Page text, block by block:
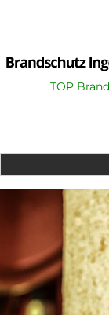
TOP